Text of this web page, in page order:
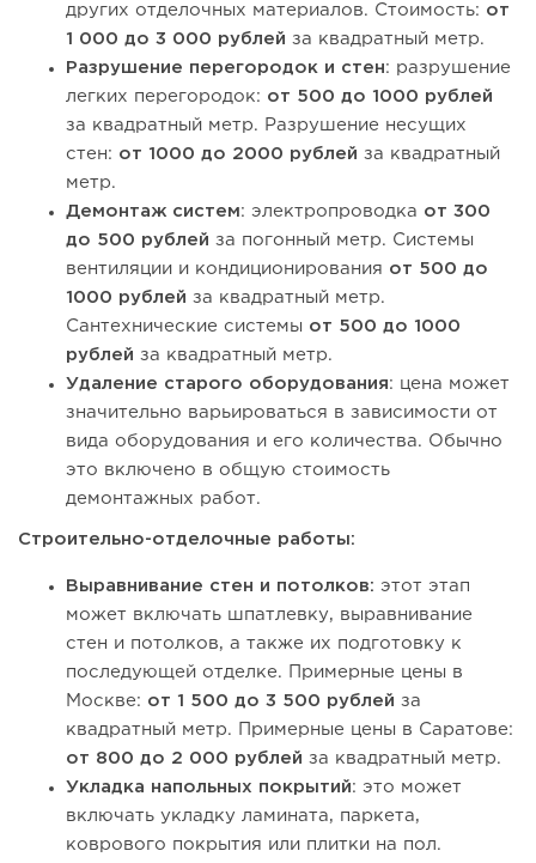
других отделочных материалов. Стоимость: от
1 000 до 3 000 рублей за квадратный метр.
Разрушение перегородок и стен: разрушение
легких перегородок: от 500 до 1000 рублей
за квадратный метр. Разрушение несущих
стен: от 1000 до 2000 рублей за квадратный
метр.
Демонтаж систем: электропроводка от 300
до 500 рублей за погонный метр. Системы
вентиляции и кондиционирования от 500 до
1000 рублей за квадратный метр.
Сантехнические системы от 500 до 1000
рублей за квадратный метр.
Удаление старого оборудования: цена может
значительно варьироваться в зависимости от
вида оборудования и его количества. Обычно
это включено в общую стоимость
демонтажных работ.
Строительно-отделочные работы:
Выравнивание стен и потолков: этот этап
может включать шпатлевку, выравнивание
стен и потолков, а также их подготовку к
последующей отделке. Примерные цены в
Москве: от 1 500 до 3 500 рублей за
квадратный метр. Примерные цены в Саратове:
от 800 до 2 000 рублей за квадратный метр.
Укладка напольных покрытий: это может
включать укладку ламината, паркета,
коврового покрытия или плитки на пол.